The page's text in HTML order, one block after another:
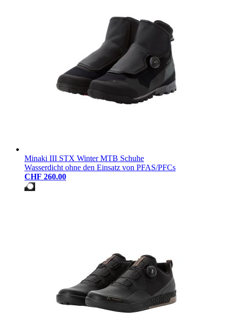
Minaki III STX Winter MTB Schuhe
Wasserdicht ohne den Einsatz von PFAS/PFCs
CHF 260.00